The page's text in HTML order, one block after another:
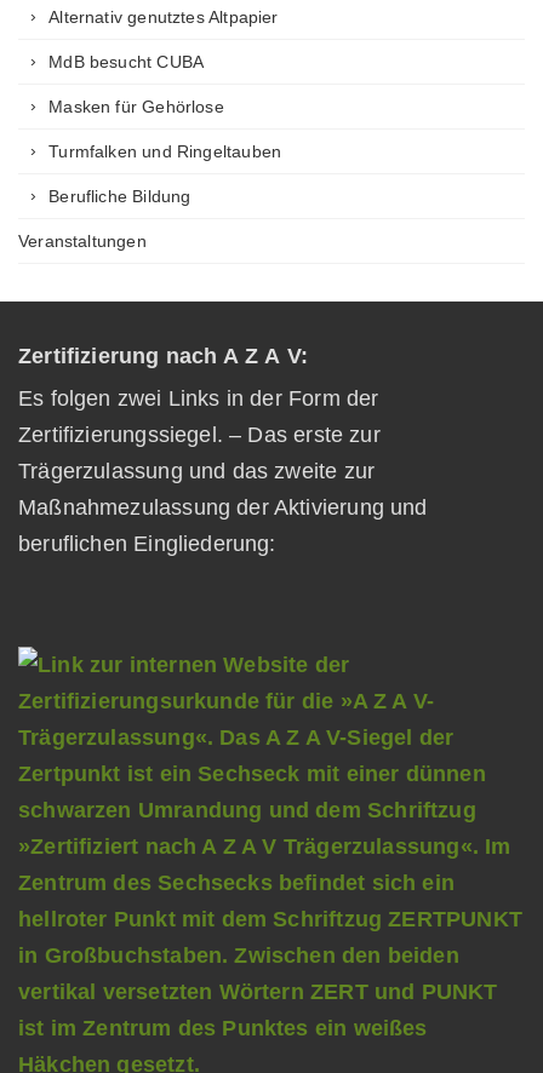
Alternativ genutztes Altpapier
MdB besucht CUBA
Masken für Gehörlose
Turmfalken und Ringeltauben
Berufliche Bildung
Veranstaltungen
Zertifizierung nach A Z A V:
Es folgen zwei Links in der Form der
Zertifizierungssiegel. – Das erste zur
Trägerzulassung und das zweite zur
Maßnahmezulassung der Aktivierung und
beruflichen Eingliederung: